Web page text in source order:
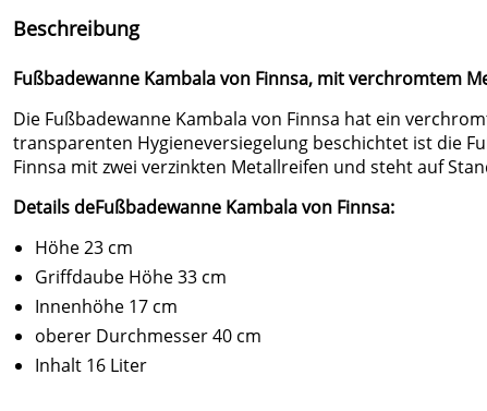
Beschreibung
Fußbadewanne Kambala von Finnsa, mit verchromtem
Die Fußbadewanne Kambala von Finnsa hat ein
transparenten Hygieneversiegelung beschichtet ist die
Finnsa mit zwei verzinkten Metallreifen und steht auf
Details deFußbadewanne Kambala von Finnsa:
Höhe 23 cm
Griffdaube Höhe 33 cm
Innenhöhe 17 cm
oberer Durchmesser 40 cm
Inhalt 16 Liter